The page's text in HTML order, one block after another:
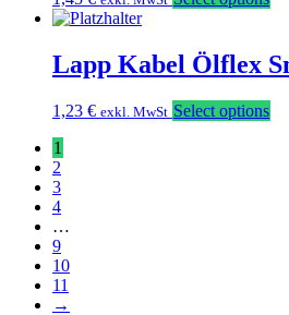
Lapp Kabel Ölflex
1,23 € exkl. MwSt Select options
1
2
3
4
…
9
10
11
→